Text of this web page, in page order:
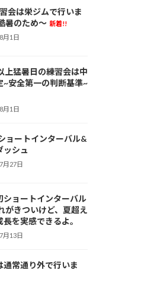
会は栄ジムで行いま
暑のため～ 新着!!
月1日
上猛暑日の練習会は中
~安全第一の判断基準~
月1日
ョートインターバル&
ッシュ
月27日
ショートインターバル
がきついけど、夏超え
長を実感できるよ。
月13日
通常通り外で行いま